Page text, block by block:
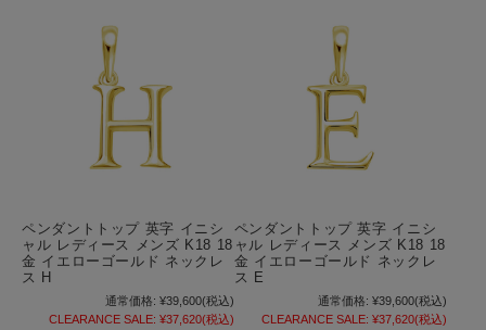
ペンダントトップ 英字 イニシ
ャル レディース メンズ K18 18
金 イエローゴールド ネックレ
ス H
通常価格: ¥39,600(税込)
CLEARANCE SALE: ¥37,620(税込)
ペンダントトップ 英字 イニシ
ャル レディース メンズ K18 18
金 イエローゴールド ネックレ
ス E
通常価格: ¥39,600(税込)
CLEARANCE SALE: ¥37,620(税込)